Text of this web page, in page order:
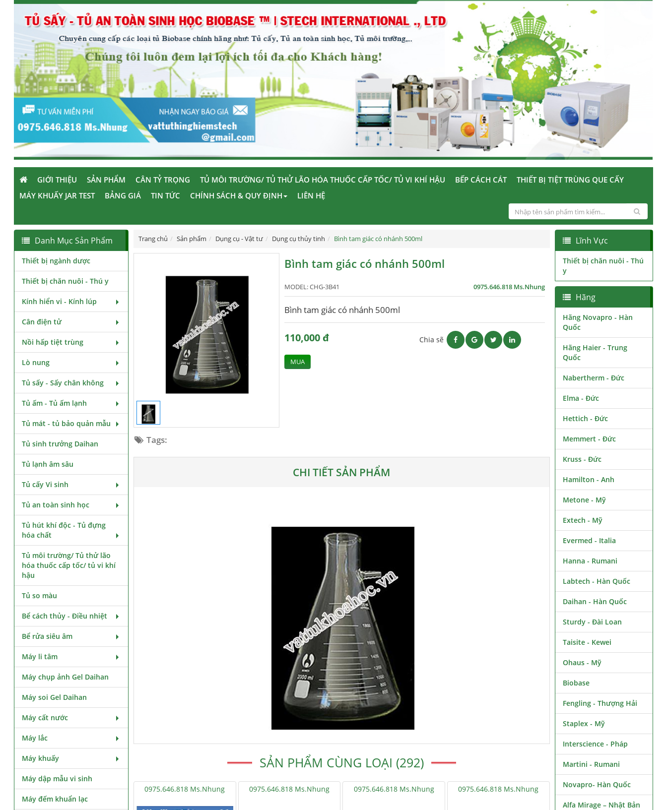
GIỚI THIỆU SẢN PHẨM CÂN TỶ TRỌNG TỦ MÔI TRƯỜNG/ TỦ THỬ LÃO HÓA THUỐC CẤP TỐC/ TỦ VI KHÍ HẬU BẾP CÁCH CÁT
THIẾT BỊ TIỆT TRÙNG QUE CẤY
MÁY KHUẤY JAR TEST
BẢNG GIÁ TIN TỨC CHÍNH SÁCH & QUY ĐỊNH LIÊN HỆ
Trang chủ Sản phẩm Dụng cụ - Vật tư Dụng cụ thủy tinh Bình tam giác có nhánh 500ml
Bình tam giác có nhánh 500ml
MODEL:CHG-3B41 0975.646.818 Ms.Nhung
Bình tam giác có nhánh 500ml
110,000 đ
MUA
Chia sẽ
Tags:
CHI TIẾT SẢN PHẨM
SẢN PHẨM CÙNG LOẠI (292)
0975.646.818 Ms.Nhung 0975.646.818 Ms.Nhung 0975.646.818 Ms.Nhung 0975.646.818 Ms.Nhung
Danh Mục Sản Phẩm
Thiết bị ngành dược
Thiết bị chăn nuôi - Thú y
Kính hiển vi - Kính lúp
Cân điện tử
Nồi hấp tiệt trùng
Lò nung
Tủ sấy - Sấy chân không
Tủ ấm - Tủ ấm lạnh
Tủ mát - tủ bảo quản mẫu
Tủ sinh trưởng Daihan
Tủ lạnh âm sâu
Tủ cấy Vi sinh
Tủ an toàn sinh học
Tủ hút khí độc - Tủ đựng
hóa chất
Tủ môi trường/ Tủ thử lão
hóa thuốc cấp tốc/ tủ vi khí
hậu
Tủ so màu
Bể cách thủy - Điều nhiệt
Bể rửa siêu âm
Máy li tâm
Máy chụp ảnh Gel Daihan
Máy soi Gel Daihan
Máy cất nước
Máy lắc
Máy khuấy
Máy dập mẫu vi sinh
Máy đếm khuẩn lạc
Lĩnh Vực
Thiết bị chăn nuôi - Thú
y
Hãng
Hãng Novapro - Hàn
Quốc
Hãng Haier - Trung
Quốc
Nabertherm - Đức
Elma - Đức
Hettich - Đức
Memmert - Đức
Kruss - Đức
Hamilton - Anh
Metone - Mỹ
Extech - Mỹ
Evermed - Italia
Hanna - Rumani
Labtech - Hàn Quốc
Daihan - Hàn Quốc
Sturdy - Đài Loan
Taisite - Kewei
Ohaus - Mỹ
Biobase
Fengling - Thượng Hải
Staplex - Mỹ
Interscience - Pháp
Martini - Rumani
Novapro- Hàn Quốc
Alfa Mirage – Nhật Bản